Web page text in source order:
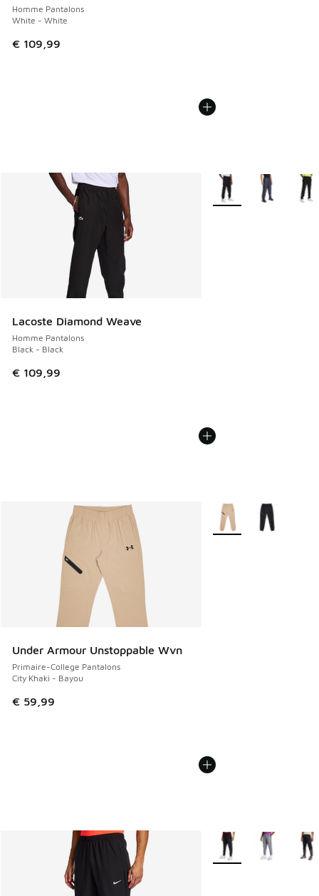
Homme Pantalons
White - White
€ 109,99
Lacoste Diamond Weave
Homme Pantalons
Black - Black
€ 109,99
Plus de couleurs
Under Armour Unstoppable Wvn
Primaire-College Pantalons
City Khaki - Bayou
€ 59,99
Plus de couleurs
Plus de couleurs